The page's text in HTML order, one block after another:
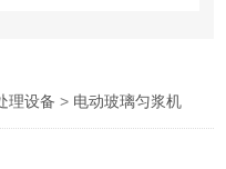
理设备 > 电动玻璃匀浆机